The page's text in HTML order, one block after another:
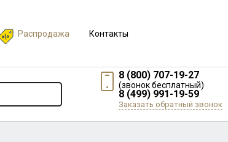
Распродажа Контакты
8 (800) 707-19-27
(звонок бесплатный)
8 (499) 991-19-59
Заказать обратный звонок